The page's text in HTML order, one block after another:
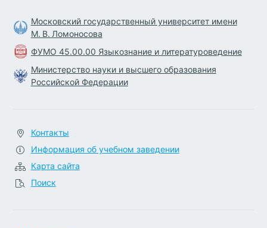
Московский государственный университет имени
М. В. Ломоносова
ФУМО 45.00.00 Языкознание и литературоведение
Министерство науки и высшего образования
Российской Федерации
Контакты
Информация об учебном заведении
Карта сайта
Поиск